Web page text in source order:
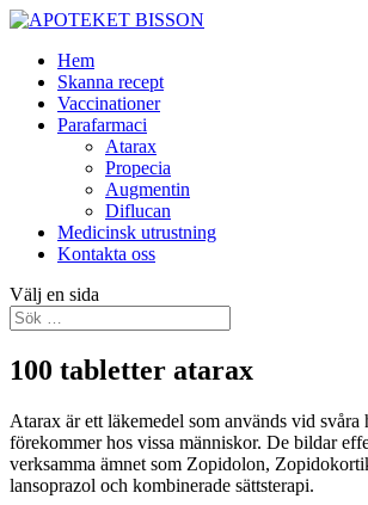
Hem
Skanna recept
Vaccinationer
Parafarmaci
Atarax
Propecia
Augmentin
Diflucan
Medicinsk utrustning
Kontakta oss
Välj en sida
100 tabletter atarax
Atarax är ett läkemedel som används vid svåra
förekommer hos vissa människor. De bildar
verksamma ämnet som Zopidolon,
lansoprazol och kombinerade sättsterapi.